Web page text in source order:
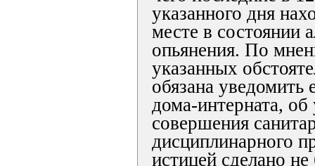
указанного дня
месте в состоянии
опьянения. По
указанных
обязана уведомить
дома-интерната,
совершения
дисциплинарного
истицей сделано